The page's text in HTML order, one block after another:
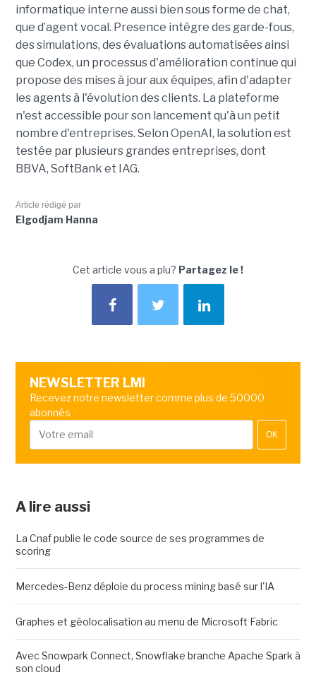
informatique interne aussi bien sous forme de chat,
que d’agent vocal. Presence intègre des garde-fous,
des simulations, des évaluations automatisées ainsi
que Codex, un processus d'amélioration continue qui
propose des mises à jour aux équipes, afin d'adapter
les agents à l'évolution des clients. La plateforme
n'est accessible pour son lancement qu'à un petit
nombre d'entreprises. Selon OpenAI, la solution est
testée par plusieurs grandes entreprises, dont
BBVA, SoftBank et IAG.
Article rédigé par
Elgodjam Hanna
Cet article vous a plu? Partagez le !
NEWSLETTER LMI
Recevez notre newsletter comme plus de 50000
abonnés
OK
A lire aussi
La Cnaf publie le code source de ses programmes de
scoring
Mercedes-Benz déploie du process mining basé sur l'IA
Graphes et géolocalisation au menu de Microsoft Fabric
Avec Snowpark Connect, Snowflake branche Apache Spark à
son cloud